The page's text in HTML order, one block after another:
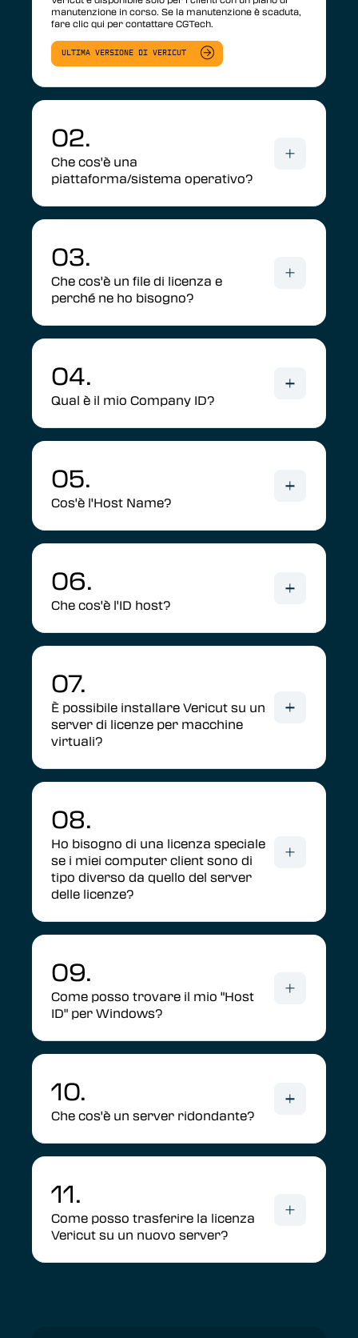
manutenzione in corso. Se la manutenzione è scaduta,
fare clic qui per contattare CGTech.
ULTIMA VERSIONE DI VERICUT
02.
Che cos'è una
piattaforma/sistema operativo?
03.
Che cos'è un file di licenza e
perché ne ho bisogno?
04.
Qual è il mio Company ID?
05.
Cos'è l'Host Name?
06.
Che cos'è l'ID host?
07.
È possibile installare Vericut su un
server di licenze per macchine
virtuali?
08.
Ho bisogno di una licenza speciale
se i miei computer client sono di
tipo diverso da quello del server
delle licenze?
09.
Come posso trovare il mio "Host
ID" per Windows?
10.
Che cos'è un server ridondante?
11.
Come posso trasferire la licenza
Vericut su un nuovo server?